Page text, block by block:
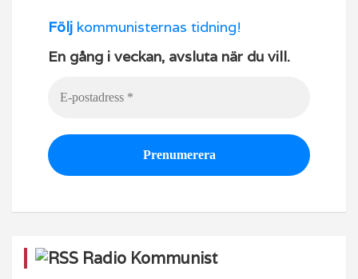
Följ kommunisternas tidning!
En gång i veckan, avsluta när du vill.
Radio Kommunist